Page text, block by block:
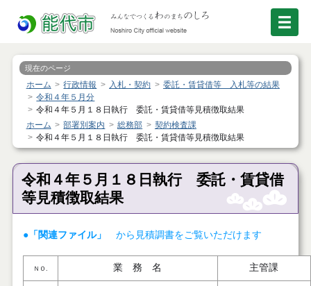
現在のページ
ホーム 行政情報 入札・契約
委託・賃貸借等 入札等の結果
令和４年５月分
令和４年５月１８日執行 委託・賃貸借等見積徴取結果
ホーム
部署別案内 総務部
契約検査課
令和４年５月１８日執行 委託・賃貸借等見積徴取結果
令和４年５月１８日執行 委託・賃貸借
等見積徴取結果
●「関連ファイル」 から見積調書をご覧いただけます
ＮＯ. 業 務 名 主管課